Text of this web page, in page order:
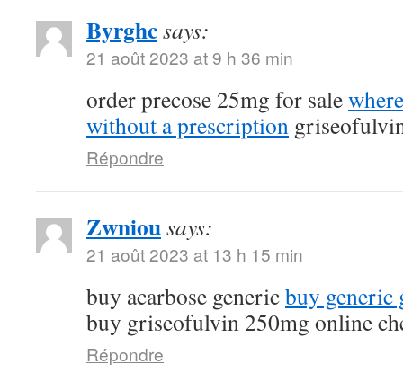
Byrghcsays:
21 août 2023 at 9 h 36 min
order precose 25mg for sale
without a prescription
Répondre
Zwniousays:
21 août 2023 at 13 h 15 min
buy acarbose genericbuy generic
buy griseofulvin 250mg online
Répondre